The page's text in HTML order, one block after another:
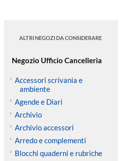
ALTRI NEGOZI DA CONSIDERARE
Negozio Ufficio Cancelleria
Accessori scrivania e
ambiente
Agende e Diari
Archivio
Archivio accessori
Arredo e complementi
Blocchi quaderni e rubriche